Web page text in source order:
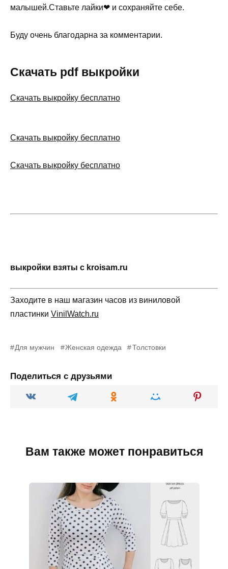
малышей.Ставьте лайки❤ и сохраняйте себе.
Буду очень благодарна за комментарии.
Скачать pdf выкройки
Скачать выкройку бесплатно
Скачать выкройку бесплатно
Скачать выкройку бесплатно
выкройки взяты с kroisam.ru
Заходите в наш магазин часов из виниловой
пластинки VinilWatch.ru
Для мужчин Женская одежда Толстовки
Поделиться с друзьями
Вам также может понравиться